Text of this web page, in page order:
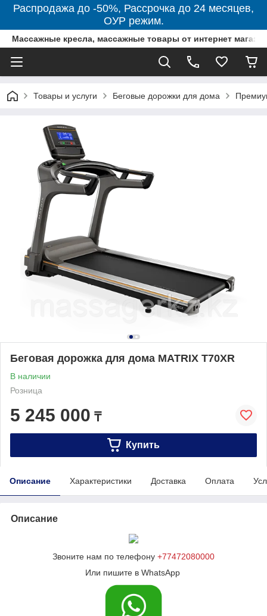
Распродажа до -50%, Рассрочка до 24 месяцев,
ОУР режим.
Массажные кресла, массажные товары от интернет
Товары и услуги Беговые дорожки для дома
Беговая дорожка для дома MATRIX T70XR
В наличии
Розница
5 245 000 ₸
Купить
Описание Характеристики Доставка Оплата
Описание
Звоните нам по телефону +77472080000
Или пишите в WhatsApp